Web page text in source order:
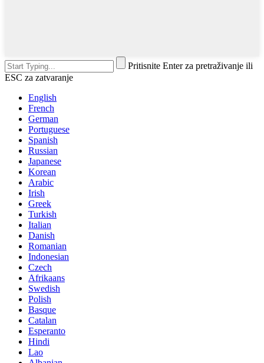
Pritisnite Enter za pretraživanje ili
ESC za zatvaranje
English
French
German
Portuguese
Spanish
Russian
Japanese
Korean
Arabic
Irish
Greek
Turkish
Italian
Danish
Romanian
Indonesian
Czech
Afrikaans
Swedish
Polish
Basque
Catalan
Esperanto
Hindi
Lao